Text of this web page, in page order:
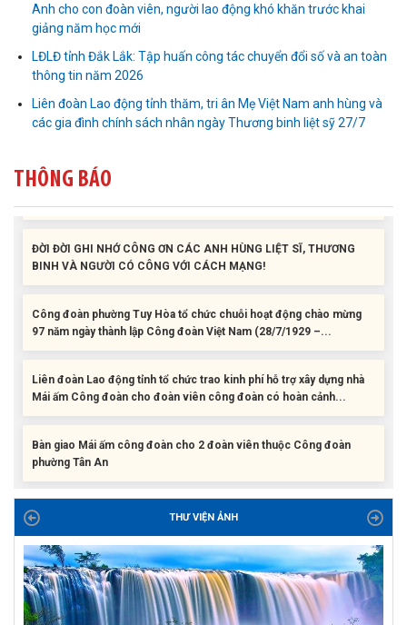
Anh cho con đoàn viên, người lao động khó khăn trước khai
giảng năm học mới
LĐLĐ tỉnh Đắk Lắk: Tập huấn công tác chuyển đổi số và an toàn
thông tin năm 2026
Liên đoàn Lao động tỉnh thăm, tri ân Mẹ Việt Nam anh hùng và
các gia đình chính sách nhân ngày Thương binh liệt sỹ 27/7
THÔNG BÁO
Liên đoàn Lao động tỉnh tổ chức trao kinh phí hỗ trợ xây dựng nhà
phường Tân An
cho con đoàn viên, người lao động khó khăn trước khai...
ĐỜI ĐỜI GHI NHỚ CÔNG ƠN CÁC ANH HÙNG LIỆT SĨ, THƯƠNG
Công đoàn phường Tuy Hòa tổ chức chuỗi hoạt động chào mừng
Liên đoàn Lao động tỉnh tổ chức trao kinh phí hỗ trợ xây dựng nhà
Bàn giao Mái ấm công đoàn cho 2 đoàn viên thuộc Công đoàn
Liên đoàn Lao động tỉnh trao tặng 100 bộ bút chấm đọc tiếng Anh
cho con đoàn viên, người lao động khó khăn trước khai...
ĐỜI ĐỜI GHI NHỚ CÔNG ƠN CÁC ANH HÙNG LIỆT SĨ, THƯƠNG
BINH VÀ NGƯỜI CÓ CÔNG VỚI CÁCH MẠNG!
Công đoàn phường Tuy Hòa tổ chức chuỗi hoạt động chào mừng
THƯ VIỆN ẢNH